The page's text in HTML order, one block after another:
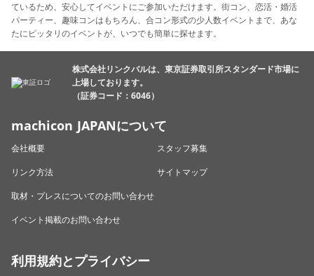
ているため、安心してイベントにご参加いただけます。街コン、恋活・婚活
パーティー、趣味コンはもちろん、合コン形式の少人数イベントまで、あな
たにピッタリのイベントが、いつでも簡単に探せます。
株式会社リンクバルは、東京証券取引所スタンダード市場に
上場しております。
（証券コード：6046）
machicon JAPANについて
会社概要
スタッフ募集
リンク方法
サイトマップ
取材・プレスについてのお問い合わせ
イベント掲載のお問い合わせ
利用規約とプライバシー